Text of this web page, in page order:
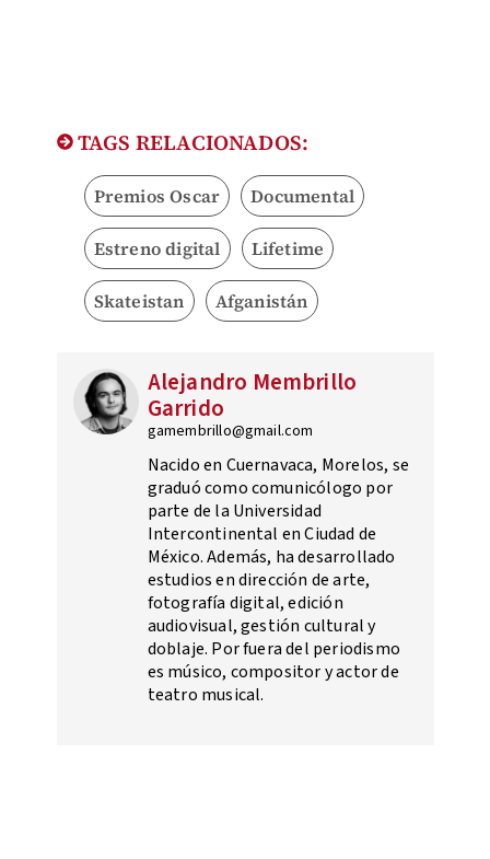
TAGS RELACIONADOS:
Premios Oscar Documental
Estreno digital Lifetime
Skateistan Afganistán
Alejandro Membrillo
Garrido
gamembrillo@gmail.com
Nacido en Cuernavaca, Morelos, se
graduó como comunicólogo por
parte de la Universidad
Intercontinental en Ciudad de
México. Además, ha desarrollado
estudios en dirección de arte,
fotografía digital, edición
audiovisual, gestión cultural y
doblaje. Por fuera del periodismo
es músico, compositor y actor de
teatro musical.